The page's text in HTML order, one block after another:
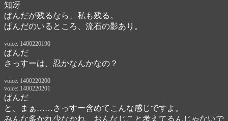
知冴
ぱんだが残るなら、私も残る。
ぱんだのいるところ、流石の影あり。
voice: 1400220190
ぱんだ
さっすーは、忍かなんかなの？
voice: 1400220200
voice: 1400220201
ぱんだ
と、まぁ……さっすー含めてこんな感じですよ。
みんな多かれ少なかれ、おんなじこと考えてるんじゃないで